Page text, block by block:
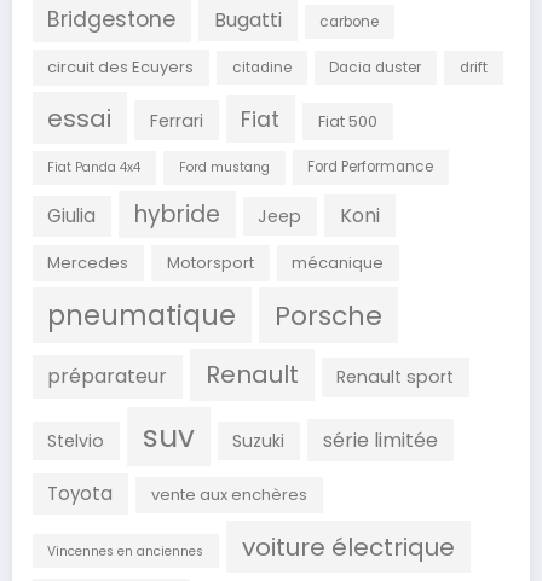
Bridgestone Bugatti carbone
circuit des Ecuyers citadine Dacia duster drift
essai Ferrari Fiat Fiat 500
Fiat Panda 4x4 Ford mustang Ford Performance
Giulia hybride Jeep Koni
Mercedes Motorsport mécanique
pneumatique Porsche
préparateur Renault Renault sport
Stelvio suv Suzuki série limitée
Toyota vente aux enchères
Vincennes en anciennes voiture électrique